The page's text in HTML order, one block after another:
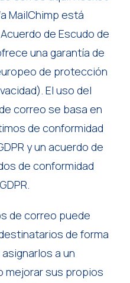
MailChimp está
de Escudo de
una garantía de
de protección
El uso del
correo se basa en
de conformidad
y un acuerdo de
de conformidad
de correo puede
de forma
a un
mejorar sus propios